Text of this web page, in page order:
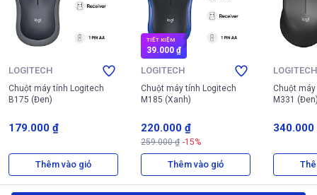
LOGITECH
Chuột máy tính Logitech
B175 (Đen)
179.000 ₫
Thêm vào giỏ
TIẾT KIỆM
39.000 ₫
LOGITECH
Chuột máy tính Logitech
M185 (Xanh)
220.000 ₫
259.000 ₫ -15%
Thêm vào giỏ
LOGITECH
Chuột
M331
340.000